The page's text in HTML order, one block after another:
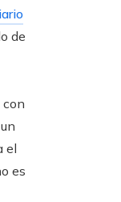
de
con
el
es